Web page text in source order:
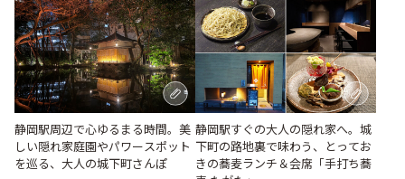
静岡駅周辺で心ゆるまる時間。美
しい隠れ家庭園やパワースポット
を巡る、大人の城下町さんぽ
静岡駅すぐの大人の隠れ家へ。城
下町の路地裏で味わう、とってお
きの蕎麦ランチ＆会席「手打ち蕎